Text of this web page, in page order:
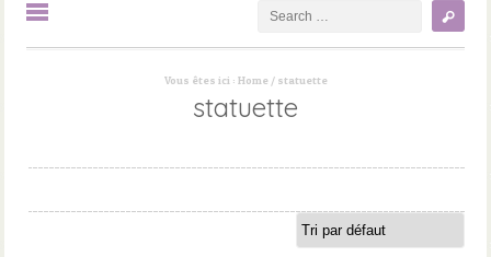
Vous êtes ici : Home / statuette
statuette